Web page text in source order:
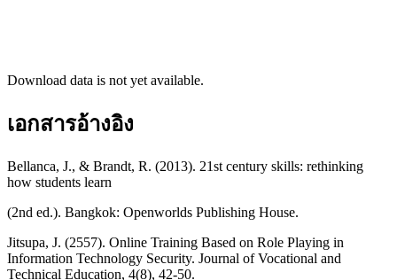
Download data is not yet available.
เอกสารอ้างอิง
Bellanca, J., & Brandt, R. (2013). 21st century skills: rethinking
how students learn
(2nd ed.). Bangkok: Openworlds Publishing House.
Jitsupa, J. (2557). Online Training Based on Role Playing in
Information Technology Security. Journal of Vocational and
Technical Education, 4(8), 42-50.